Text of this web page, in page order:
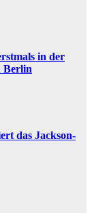
in der
Berlin
das Jackson-